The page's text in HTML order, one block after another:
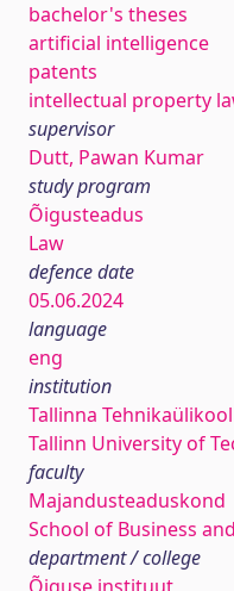
bachelor's theses
artificial intelligence
patents
intellectual property
supervisor
Dutt, Pawan Kumar
study program
Õigusteadus
Law
defence date
05.06.2024
language
eng
institution
Tallinna Tehnikaülikool
Tallinn University of
faculty
Majandusteaduskond
School of Business
department / college